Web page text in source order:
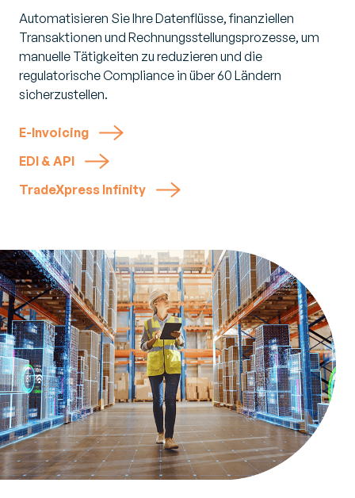
Automatisieren Sie Ihre Datenflüsse, finanziellen
Transaktionen und Rechnungsstellungsprozesse, um
manuelle Tätigkeiten zu reduzieren und die
regulatorische Compliance in über 60 Ländern
sicherzustellen.
E-Invoicing
EDI & API
TradeXpress Infinity